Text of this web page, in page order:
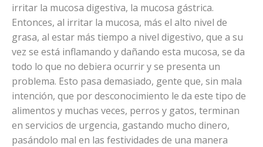
irritar la mucosa digestiva, la mucosa gástrica.
Entonces, al irritar la mucosa, más el alto nivel de
grasa, al estar más tiempo a nivel digestivo, que a su
vez se está inflamando y dañando esta mucosa, se da
todo lo que no debiera ocurrir y se presenta un
problema. Esto pasa demasiado, gente que, sin mala
intención, que por desconocimiento le da este tipo de
alimentos y muchas veces, perros y gatos, terminan
en servicios de urgencia, gastando mucho dinero,
pasándolo mal en las festividades de una manera